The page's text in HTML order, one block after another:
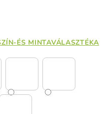
ÉS MINTAVÁLASZTÉKA